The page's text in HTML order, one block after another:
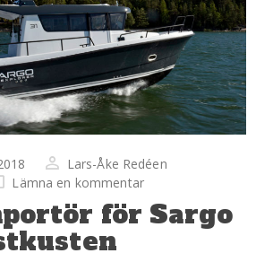
Lars-Åke Redéen
Lämna en kommentar
för Sargo